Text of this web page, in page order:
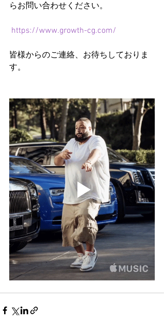
らお問い合わせください。
https://www.growth-cg.com/
皆様からのご連絡、お待ちしておりま
す。